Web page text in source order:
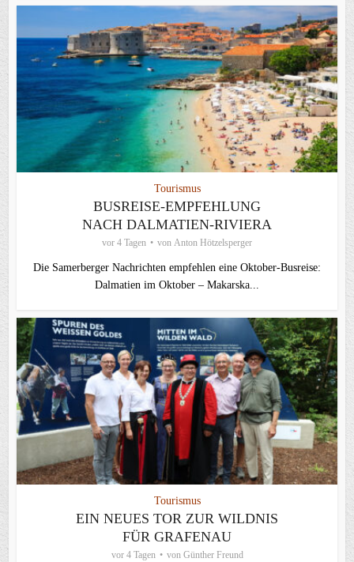
Tourismus
BUSREISE-EMPFEHLUNG
NACH DALMATIEN-RIVIERA
vor 4 Tagen von Anton Hötzelsperger
Die Samerberger Nachrichten empfehlen eine Oktober-Busreise:
Dalmatien im Oktober – Makarska...
Tourismus
EIN NEUES TOR ZUR WILDNIS
FÜR GRAFENAU
vor 4 Tagen von Günther Freund